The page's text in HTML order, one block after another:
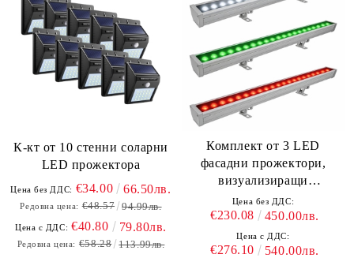
К-кт от 10 стенни соларни
LED прожектора
Цена без ДДС: €34.00 66.50лв.
Редовна цена: €48.57 94.99лв.
Цена с ДДС: €40.80 79.80лв.
Редовна цена: €58.28 113.99лв.
Комплект от 3 LED
фасадни прожектори,
визуализиращи
българското знаме
Цена без ДДС:
€230.08 450.00лв.
Цена с ДДС:
€276.10 540.00лв.